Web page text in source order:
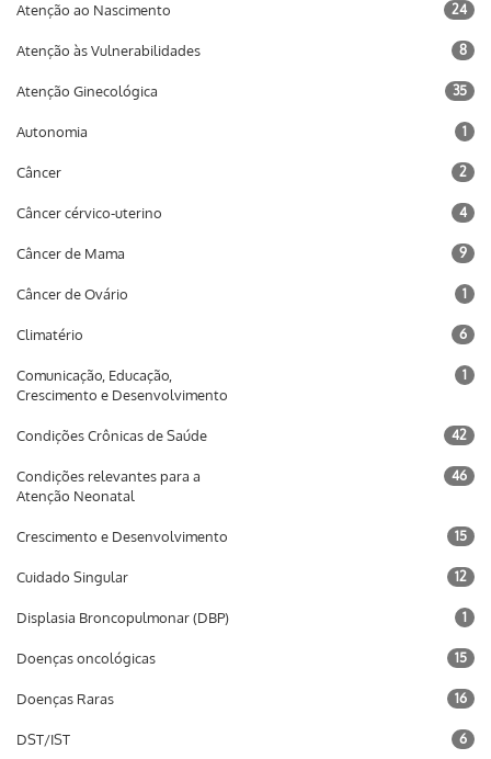
Atenção ao Nascimento 24
Atenção às Vulnerabilidades 8
Atenção Ginecológica 35
Autonomia 1
Câncer 2
Câncer cérvico-uterino 4
Câncer de Mama 9
Câncer de Ovário 1
Climatério 6
Comunicação, Educação,
Crescimento e Desenvolvimento
1
Condições Crônicas de Saúde 42
Condições relevantes para a
Atenção Neonatal
46
Crescimento e Desenvolvimento 15
Cuidado Singular 12
Displasia Broncopulmonar (DBP) 1
Doenças oncológicas 15
Doenças Raras 16
DST/IST 6